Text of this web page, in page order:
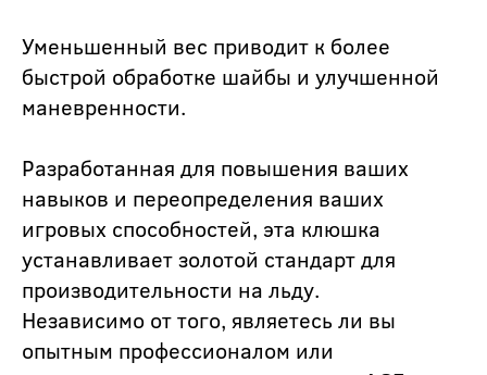
Уменьшенный вес приводит к более
быстрой обработке шайбы и улучшенной
маневренности.
Разработанная для повышения ваших
навыков и переопределения ваших
игровых способностей, эта клюшка
устанавливает золотой стандарт для
производительности на льду.
Независимо от того, являетесь ли вы
опытным профессионалом или